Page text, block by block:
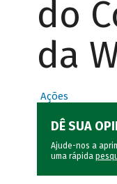
do
da
Ações
DÊ SUA
Ajude-nos a
uma rápida